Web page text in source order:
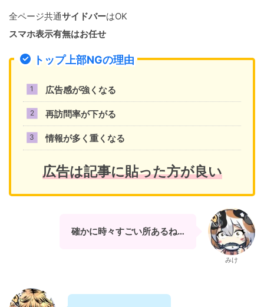
全ページ共通サイドバーはOK
スマホ表示有無はお任せ
トップ上部NGの理由
広告感が強くなる
再訪問率が下がる
情報が多く重くなる
広告は記事に貼った方が良い
確かに時々すごい所あるね…
みけ